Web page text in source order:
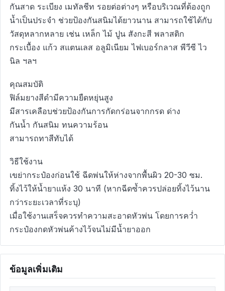
กันสาด ระเบียง เมทัลชีท รอยต่อต่างๆ หรือบริเวณที่ต้องถูก
น้ำเป็นประจำ ช่วยป้องกันสนิมได้ยาวนาน สามารถใช้ได้กับ
วัสดุหลากหลาย เช่น เหล็ก ไม้ ปูน สังกะสี พลาสติก
กระเบื้อง แก้ว สแตนเลส อลูมิเนียม ไฟเบอร์กลาส พีวีซี ไว
นิล ฯลฯ
คุณสมบัติ
ฟิล์มยางสีดำมีความยืดหยุ่นสูง
มีสารเคลือบช่วยป้องกันการกัดกร่อนจากกรด ด่าง
กันน้ำ กันสนิม ทนความร้อน
สามารถทาสีทับได้
วิธีใช้งาน
เขย่ากระป๋องก่อนใช้ ฉีดพ่นให้ห่างจากพื้นผิว 20-30 ซม.
ทิ้งไว้ให้น้ำยาแห้ง 30 นาที (หากฉีดซ้ำควรปล่อยทิ้งไว้นาน
กว่าระยะเวลาที่ระบุ)
เมื่อใช้งานเสร็จควรทำความสะอาดหัวพ่น โดยการคว่ำ
กระป๋องกดหัวพ่นค้างไว้จนไม่มีน้ำยาออก
ข้อมูลเพิ่มเติม